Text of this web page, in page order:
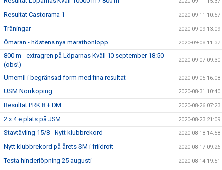
Resultat Castorama 1 2020-09-11 10:57
Träningar 2020-09-09 13:09
Ömaran - höstens nya marathonlopp 2020-09-08 11:37
800 m - extragren på Löparnas Kväll 10 september 18:50
(obs!)
2020-09-07 09:30
Umemil i begränsad form med fina resultat 2020-09-05 16:08
USM Norrköping 2020-08-31 10:40
Resultat PRK 8 + DM 2020-08-26 07:23
2 x 4:e plats på JSM 2020-08-23 21:09
Stavtävling 15/8 - Nytt klubbrekord 2020-08-18 14:58
Nytt klubbrekord på årets SM i friidrott 2020-08-17 09:26
Testa hinderlöpning 25 augusti 2020-08-14 19:51